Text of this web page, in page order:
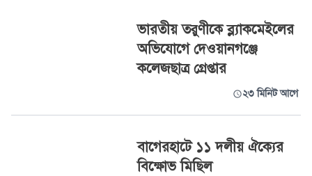
ভারতীয় তরুণীকে ব্ল্যাকমেইলের
অভিযোগে দেওয়ানগঞ্জে
কলেজছাত্র গ্রেপ্তার
২৩ মিনিট আগে
বাগেরহাটে ১১ দলীয় ঐক্যের
বিক্ষোভ মিছিল